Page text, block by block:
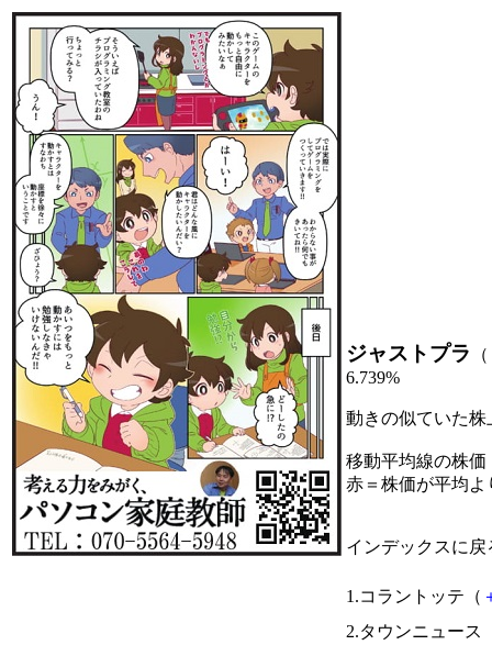
ジャストプラ （
6.739%
動きの似ていた
移動平均線の株価
赤＝株価が平均
インデックスに戻
1.コラントッテ（
2.タウンニュース